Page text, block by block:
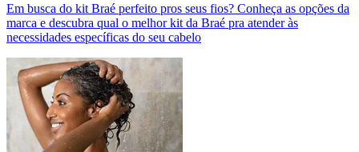
Em busca do kit Braé perfeito pros seus fios? Conheça as opções da
marca e descubra qual o melhor kit da Braé pra atender às
necessidades específicas do seu cabelo